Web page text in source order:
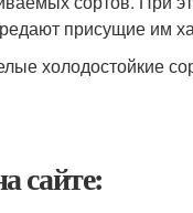
присущие им
холодостойкие
сайте: